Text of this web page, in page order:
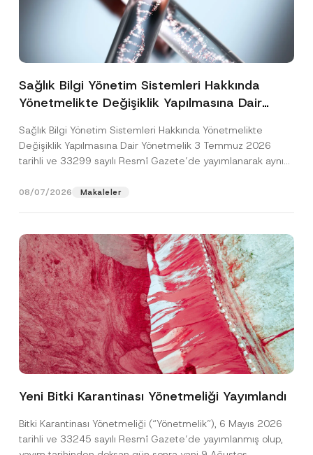
Sağlık Bilgi Yönetim Sistemleri Hakkında
Yönetmelikte Değişiklik Yapılmasına Dair
Sağlık Bilgi Yönetim Sistemleri Hakkında Yönetmelikte
Değişiklik Yapılmasına Dair Yönetmelik 3 Temmuz 2026
tarihli ve 33299 sayılı Resmî Gazete’de yayımlanarak aynı
08/07/2026 Makaleler
Yeni Bitki Karantinası Yönetmeliği Yayımlandı
Bitki Karantinası Yönetmeliği (“Yönetmelik”), 6 Mayıs 2026
tarihli ve 33245 sayılı Resmî Gazete’de yayımlanmış olup,
Ad*
*
F
i
m
*